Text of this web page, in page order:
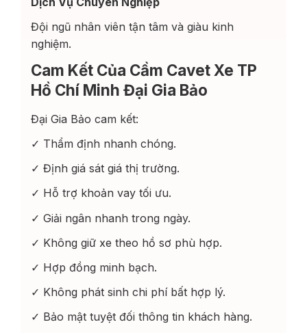
Đội ngũ nhân viên tận tâm và giàu kinh
nghiệm.
Cam Kết Của Cầm Cavet Xe TP
Hồ Chí Minh Đại Gia Bảo
Đại Gia Bảo cam kết:
✓ Thẩm định nhanh chóng.
✓ Định giá sát giá thị trường.
✓ Hỗ trợ khoản vay tối ưu.
✓ Giải ngân nhanh trong ngày.
✓ Không giữ xe theo hồ sơ phù hợp.
✓ Hợp đồng minh bạch.
✓ Không phát sinh chi phí bất hợp lý.
✓ Bảo mật tuyệt đối thông tin khách hàng.